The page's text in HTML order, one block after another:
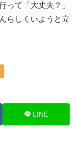
って「大丈夫？」
らしくいようと立
LINE